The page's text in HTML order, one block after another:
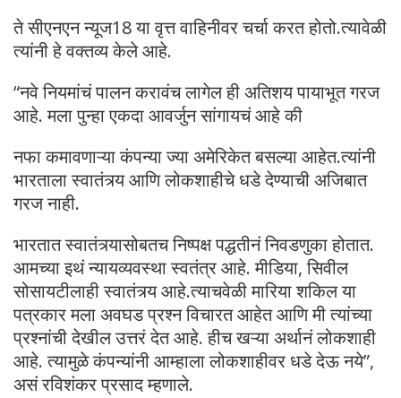
ते सीएनएन न्यूज18 या वृत्त वाहिनीवर चर्चा करत होतो.त्यावेळी
त्यांनी हे वक्तव्य केले आहे.
“नवे नियमांचं पालन करावंच लागेल ही अतिशय पायाभूत गरज
आहे. मला पुन्हा एकदा आवर्जुन सांगायचं आहे की
नफा कमावणाऱ्या कंपन्या ज्या अमेरिकेत बसल्या आहेत.त्यांनी
भारताला स्वातंत्र्य आणि लोकशाहीचे धडे देण्याची अजिबात
गरज नाही.
भारतात स्वातंत्र्यासोबतच निष्पक्ष पद्धतीनं निवडणुका होतात.
आमच्या इथं न्यायव्यवस्था स्वतंत्र आहे. मीडिया, सिवील
सोसायटीलाही स्वातंत्र्य आहे.त्याचवेळी मारिया शकिल या
पत्रकार मला अवघड प्रश्न विचारत आहेत आणि मी त्यांच्या
प्रश्नांची देखील उत्तरं देत आहे. हीच खऱ्या अर्थानं लोकशाही
आहे. त्यामुळे कंपन्यांनी आम्हाला लोकशाहीवर धडे देऊ नये”,
असं रविशंकर प्रसाद म्हणाले.